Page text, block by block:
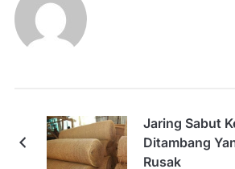
Jaring Sabut
Ditambang
Rusak